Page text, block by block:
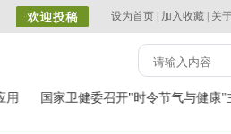
设为首页 加入收藏 关
用 国家卫健委召开"时令节气与健康"